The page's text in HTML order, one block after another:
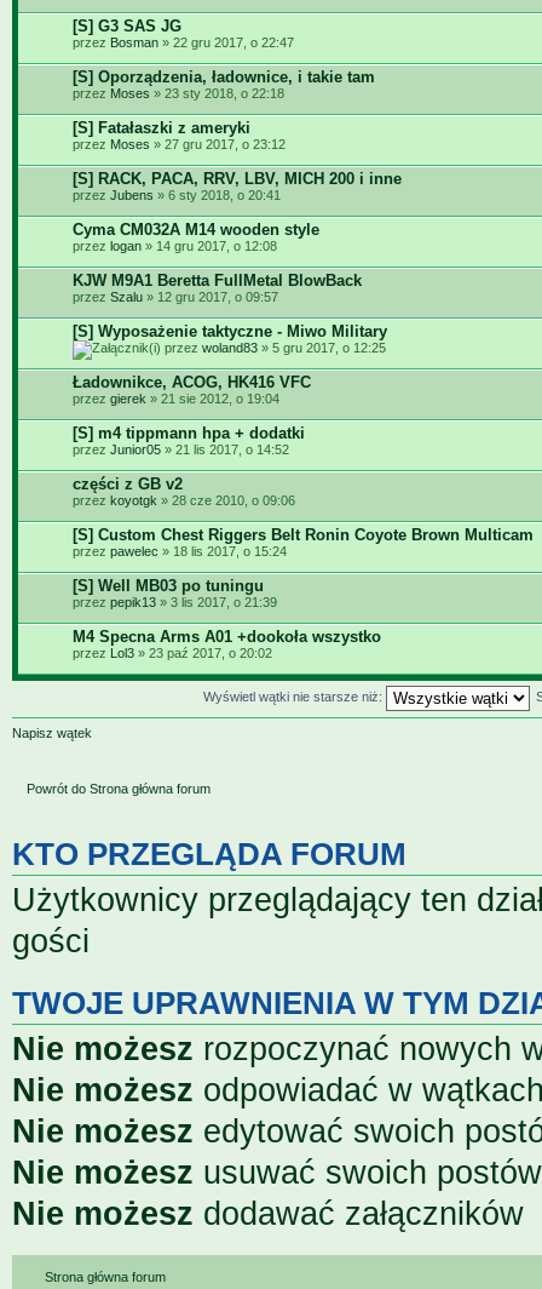
[S] G3 SAS JG
przez Bosman » 22 gru 2017, o 22:47
[S] Oporządzenia, ładownice, i takie tam
przez Moses » 23 sty 2018, o 22:18
[S] Fatałaszki z ameryki
przez Moses » 27 gru 2017, o 23:12
[S] RACK, PACA, RRV, LBV, MICH 200 i inne
przez Jubens » 6 sty 2018, o 20:41
Cyma CM032A M14 wooden style
przez logan » 14 gru 2017, o 12:08
KJW M9A1 Beretta FullMetal BlowBack
przez Szalu » 12 gru 2017, o 09:57
[S] Wyposażenie taktyczne - Miwo Military
przez woland83 » 5 gru 2017, o 12:25
Ładownikce, ACOG, HK416 VFC
przez gierek » 21 sie 2012, o 19:04
[S] m4 tippmann hpa + dodatki
przez Junior05 » 21 lis 2017, o 14:52
części z GB v2
przez koyotgk » 28 cze 2010, o 09:06
[S] Custom Chest Riggers Belt Ronin Coyote Brown Multicam
przez pawelec » 18 lis 2017, o 15:24
[S] Well MB03 po tuningu
przez pepik13 » 3 lis 2017, o 21:39
M4 Specna Arms A01 +dookoła wszystko
przez Lol3 » 23 paź 2017, o 20:02
Wyświetl wątki nie starsze niż:
Napisz wątek
Powrót do Strona główna forum
KTO PRZEGLĄDA FORUM
Użytkownicy przeglądający ten
gości
TWOJE UPRAWNIENIA W TYM
Nie możesz rozpoczynać nowych
Nie możesz odpowiadać w
Nie możesz edytować swoich
Nie możesz usuwać swoich postów
Nie możesz dodawać załączników
Strona główna forum